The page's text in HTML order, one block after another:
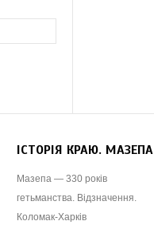
ІСТОРІЯ КРАЮ. МАЗЕПА
Мазепа — 330 років
гетьманства. Відзначення.
Коломак-Харків